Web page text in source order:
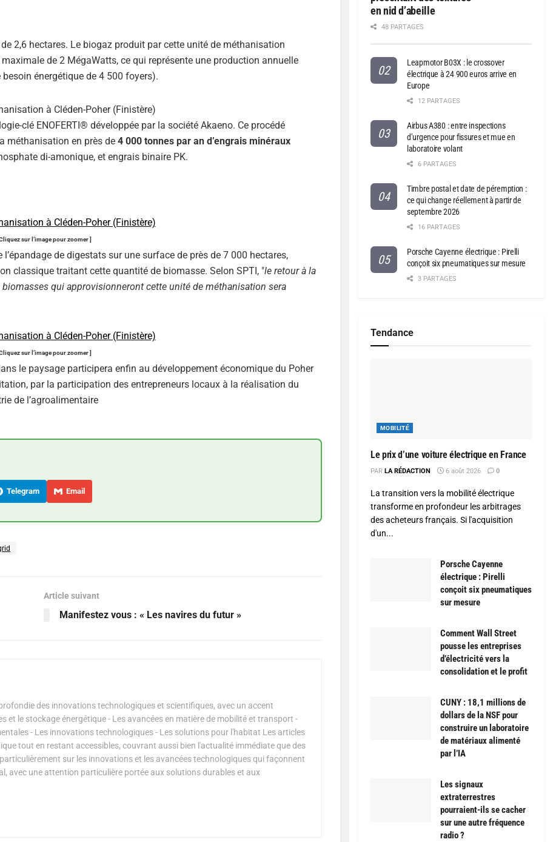
2,6 hectares. Le biogaz produit par cette unité de méthanisation
de 2 MégaWatts, ce qui représente une production annuelle
énergétique de 4 500 foyers).
clé ENOFERTI® développée par la société Akaeno. Ce procédé
méthanisation en près de 4 000 tonnes par an d’engrais minéraux
di-amonique, et engrais binaire PK.
sur l’image pour zoomer ]
de digestats sur une surface de près de 7 000 hectares,
classique traitant cette quantité de biomasse. Selon SPTI, "le retour à la
qui approvisionneront cette unité de méthanisation sera
sur l’image pour zoomer ]
le paysage participera enfin au développement économique du Poher
par la participation des entrepreneurs locaux à la réalisation du
de l’agroalimentaire
Telegram Email
Article suivant
Manifestez vous : « Les navires du futur »
des innovations technologiques et scientifiques, avec un accent
et le stockage énergétique - Les avancées en matière de mobilité et transport -
- Les innovations technologiques - Les solutions pour l'habitat Les articles
tout en restant accessibles, couvrant aussi bien l'actualité immédiate que des
sur les innovations et les avancées technologiques qui façonnent
avec une attention particulière portée aux solutions durables et aux
en nid d’abeille
48 PARTAGES
Leapmotor B03X : le crossover
électrique à 24 900 euros arrive en
Europe
12 PARTAGES
Airbus A380 : entre inspections
d’urgence pour fissures et mue en
laboratoire volant
6 PARTAGES
Timbre postal et date de péremption :
ce qui change réellement à partir de
septembre 2026
16 PARTAGES
Porsche Cayenne électrique : Pirelli
conçoit six pneumatiques sur mesure
3 PARTAGES
Tendance
MOBILITÉ
Le prix d’une voiture électrique en France
PAR LA RÉDACTION 6 août 2026 0
La transition vers la mobilité électrique
transforme en profondeur les arbitrages
des acheteurs français. Si l'acquisition
d'un...
Porsche Cayenne
électrique : Pirelli
conçoit six pneumatiques
sur mesure
Comment Wall Street
pousse les entreprises
d’électricité vers la
consolidation et le profit
CUNY : 18,1 millions de
dollars de la NSF pour
construire un laboratoire
de matériaux alimenté
par l’IA
Les signaux
extraterrestres
pourraient-ils se cacher
sur une autre fréquence
radio ?